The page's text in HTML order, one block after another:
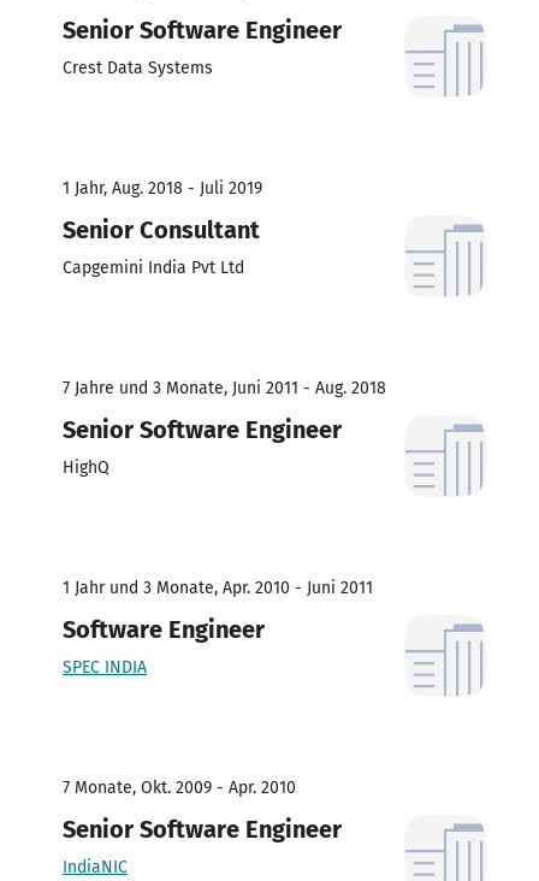
Senior Software Engineer
Crest Data Systems
1 Jahr, Aug. 2018 - Juli 2019
Senior Consultant
Capgemini India Pvt Ltd
7 Jahre und 3 Monate, Juni 2011 - Aug. 2018
Senior Software Engineer
HighQ
1 Jahr und 3 Monate, Apr. 2010 - Juni 2011
Software Engineer
SPEC INDIA
7 Monate, Okt. 2009 - Apr. 2010
Senior Software Engineer
IndiaNIC